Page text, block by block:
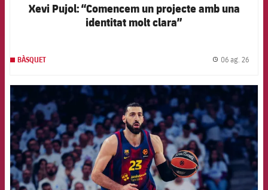
Xevi Pujol: “Comencem un projecte amb una
identitat molt clara”
BÀSQUET 06 ag. 26
FCB Barcelona badge